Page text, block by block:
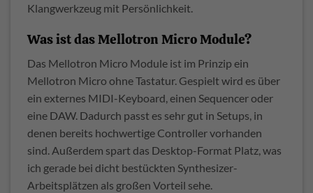
Klangwerkzeug mit Persönlichkeit.
Was ist das Mellotron Micro Module?
Das Mellotron Micro Module ist im Prinzip ein
Mellotron Micro ohne Tastatur. Gespielt wird es über
ein externes MIDI-Keyboard, einen Sequencer oder
eine DAW. Dadurch passt es sehr gut in Setups, in
denen bereits hochwertige Controller vorhanden
sind. Außerdem spart das Desktop-Format Platz, was
ich gerade bei dicht bestückten Synthesizer-
Arbeitsplätzen als großen Vorteil sehe.